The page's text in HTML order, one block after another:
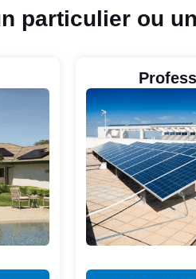
particulier ou